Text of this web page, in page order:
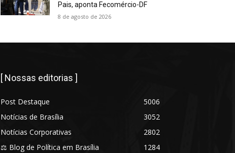
Pais, aponta Fecomércio-DF
8 de agosto de 2026
[ Nossas editorias ]
Post Destaque
5006
Notícias de Brasília
3052
Notícias Corporativas
2802
⚖️ Blog de Política em Brasília
1284